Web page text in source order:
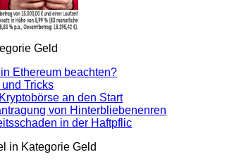
Geld
Ethereum beachten?
Tricks
an den Start
von Hinterbliebenenren
in der Haftpflic
in Kategorie Geld